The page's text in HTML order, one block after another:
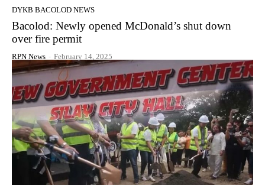
DYKB BACOLOD NEWS
Bacolod: Newly opened McDonald’s shut down
over fire permit
RPN News - February 14, 2025